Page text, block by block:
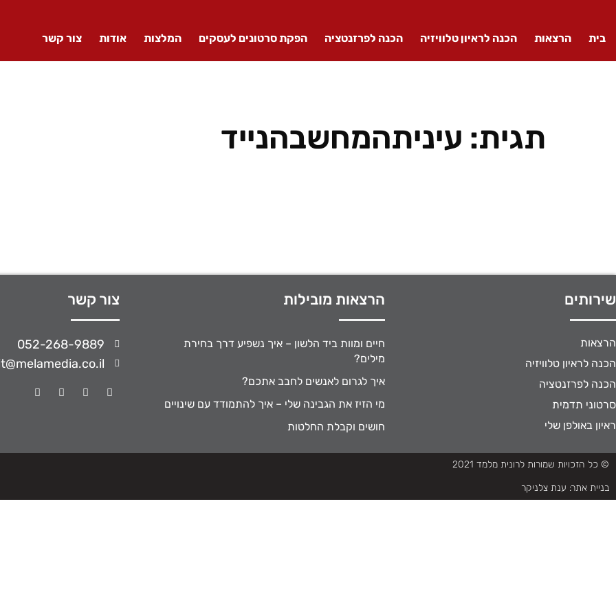
בית הרצאות הכנה לראיון טלוויזיה הכנה לפרזנטציה הפקת סרטונים לעסקים המלצות אודות צור קשר
תגית: עיניתהמחשבהנייד
שירותים
הרצאות
הכנה לראיון טלוויזיה
הכנה לפרזנטציה
סרטוני תדמית
ראיון באולפן שלי
הרצאות מובילות
חיים ומוות ביד הלשון – איך נשפיע דרך בחירת
מילים?
איך לגרום לאנשים לחבב אתכם?
מי הזיז את הגבינה שלי – איך להתמודד עם שינויים
חושים וקבלת החלטות
צור קשר
052-268-9889
© כל הזכויות שמורות לרונית מלמד 2021
בניית אתר: ענת צלניקר